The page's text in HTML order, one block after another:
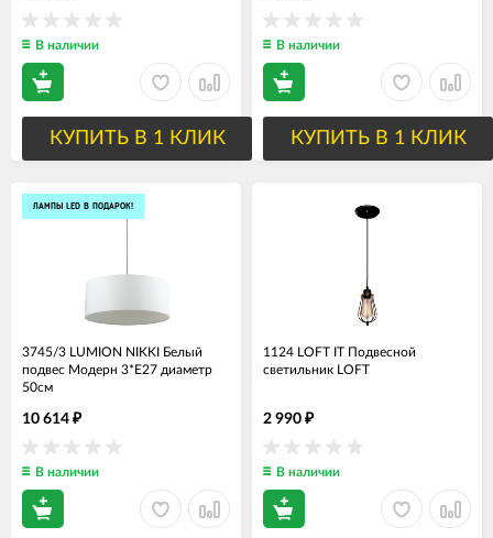
В наличии
КУПИТЬ В 1 КЛИК
В наличии
КУПИТЬ В 1 КЛИК
ЛАМПЫ LED В ПОДАРОК!
3745/3 LUMION NIKKI Белый
подвес Модерн 3*Е27 диаметр
50см
10 614 ₽
В наличии
1124 LOFT IT Подвесной
светильник LOFT
2 990 ₽
В наличии